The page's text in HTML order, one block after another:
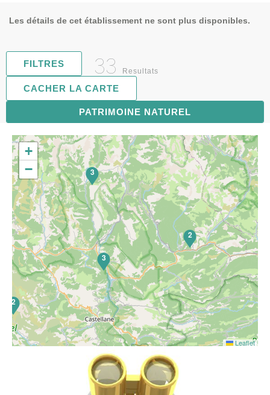
Les détails de cet établissement ne sont plus disponibles.
FILTRES 33 Resultats
PATRIMOINE NATUREL
CACHER LA CARTE
Il surplombe la cité fortifiée de Colmars
2
3
6
2
3
+
−
Leaflet